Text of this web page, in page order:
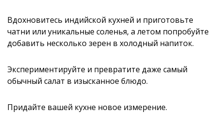
Вдохновитесь индийской кухней и приготовьте
чатни или уникальные соленья, а летом попробуйте
добавить несколько зерен в холодный напиток.
Экспериментируйте и превратите даже самый
обычный салат в изысканное блюдо.
Придайте вашей кухне новое измерение.